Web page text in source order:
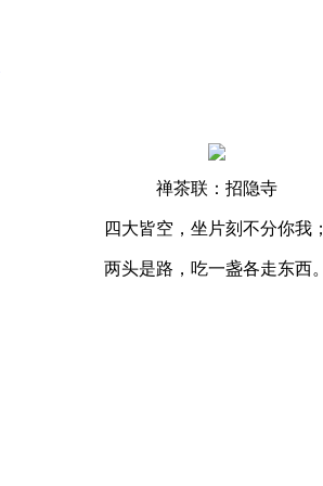
禅茶联：招隐寺
四大皆空，坐片刻不分你我；
两头是路，吃一盏各走东西。